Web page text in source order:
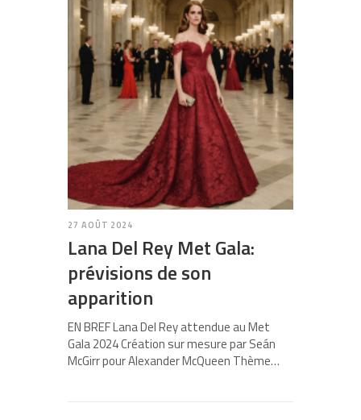
27 AOÛT 2024
Lana Del Rey Met Gala:
prévisions de son
apparition
EN BREF Lana Del Rey attendue au Met
Gala 2024 Création sur mesure par Seán
McGirr pour Alexander McQueen Thème…